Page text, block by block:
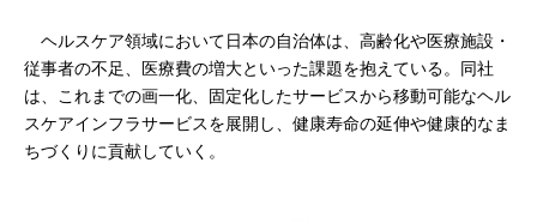
ヘルスケア領域において日本の自治体は、高齢化や医療施設・
従事者の不足、医療費の増大といった課題を抱えている。同社
は、これまでの画一化、固定化したサービスから移動可能なヘル
スケアインフラサービスを展開し、健康寿命の延伸や健康的なま
ちづくりに貢献していく。